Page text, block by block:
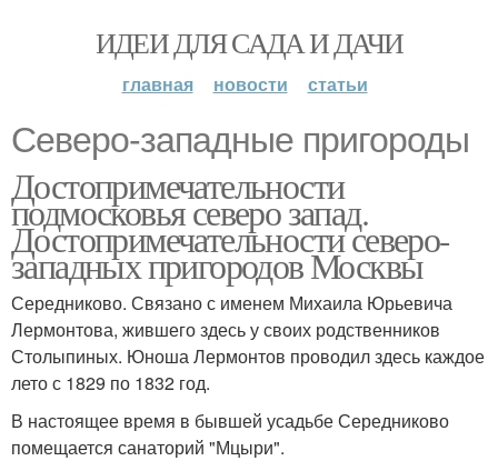
ИДЕИ ДЛЯ САДА И ДАЧИ
главная новости статьи
Северо-западные пригороды
Достопримечательности
подмосковья северо запад.
Достопримечательности северо-
западных пригородов Москвы
Середниково. Связано с именем Михаила Юрьевича
Лермонтова, жившего здесь у своих родственников
Столыпиных. Юноша Лермонтов проводил здесь каждое
лето с 1829 по 1832 год.
В настоящее время в бывшей усадьбе Середниково
помещается санаторий "Мцыри".